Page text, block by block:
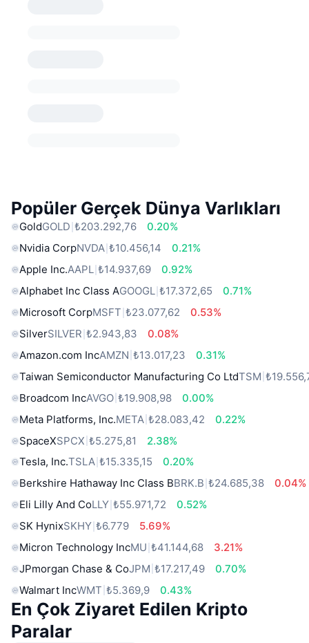
Popüler Gerçek Dünya Varlıkları
GoldGOLD ₺203.292,76
0.20%
Nvidia CorpNVDA ₺10.456,14
0.21%
Apple Inc.AAPL ₺14.937,69
0.92%
Alphabet Inc Class AGOOGL ₺17.372,65
0.71%
Microsoft CorpMSFT ₺23.077,62
0.53%
SilverSILVER ₺2.943,83
0.08%
Amazon.com IncAMZN ₺13.017,23
0.31%
Taiwan Semiconductor Manufacturing Co LtdTSM
Broadcom IncAVGO ₺19.908,98
0.00%
Meta Platforms, Inc.META ₺28.083,42
0.22%
SpaceXSPCX ₺5.275,81
2.38%
Tesla, Inc.TSLA ₺15.335,15
0.20%
Berkshire Hathaway Inc Class BBRK.B ₺24.685,38
0.04%
Eli Lilly And CoLLY ₺55.971,72
0.52%
SK HynixSKHY ₺6.779
5.69%
Micron Technology IncMU ₺41.144,68
3.21%
JPmorgan Chase & CoJPM ₺17.217,49
0.70%
Walmart IncWMT ₺5.369,9 0.43%
En Çok Ziyaret Edilen Kripto
Paralar